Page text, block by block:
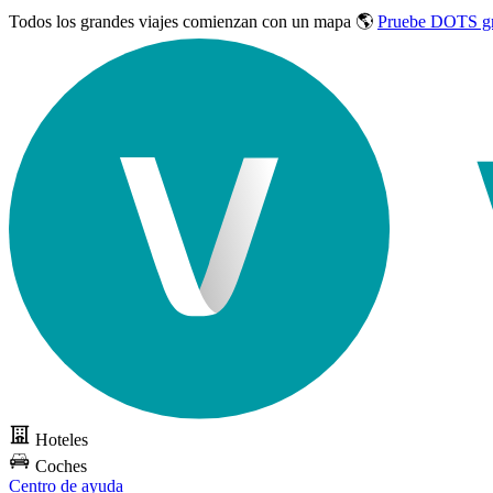
Todos los grandes viajes comienzan con un mapa 🌎 Pruebe DOTS
Hoteles
Coches
Centro de ayuda